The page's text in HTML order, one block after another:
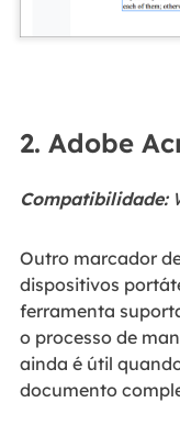
2. Adobe
Compatibilidade:
Outro marcador
dispositivos
ferramenta
o processo de
ainda é útil
documento